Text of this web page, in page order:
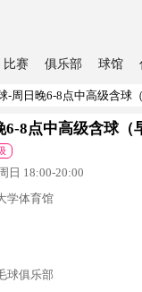
比赛 俱乐部 球馆
-周日晚6-8点中高级含球
8点中高级含球（
周日 18:00-20:00
学体育馆
球俱乐部